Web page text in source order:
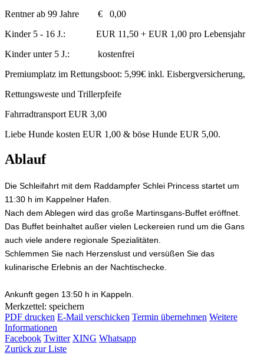
Rentner ab 99 Jahre € 0,00
Kinder 5 - 16 J.: EUR 11,50 + EUR 1,00 pro Lebensjahr
Kinder unter 5 J.: kostenfrei
Premiumplatz im Rettungsboot: 5,99€ inkl. Eisbergversicherung,
Rettungsweste und Trillerpfeife
Fahrradtransport EUR 3,00
Liebe Hunde kosten EUR 1,00 & böse Hunde EUR 5,00.
Ablauf
Die Schleifahrt mit dem Raddampfer Schlei Princess startet um
11:30 h im Kappelner Hafen.
Nach dem Ablegen wird das große Martinsgans-Buffet eröffnet.
Das Buffet beinhaltet außer vielen Leckereien rund um die Gans
auch viele andere regionale Spezialitäten.
Schlemmen Sie nach Herzenslust und versüßen Sie das
kulinarische Erlebnis an der Nachtischecke.
Ankunft gegen 13:50 h in Kappeln.
Merkzettel: speichern
PDF drucken E-Mail verschicken Termin übernehmen Weitere
Informationen
Facebook Twitter XING Whatsapp
Zurück zur Liste